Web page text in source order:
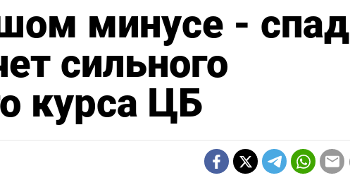
минусе - спад
сильного
курса ЦБ